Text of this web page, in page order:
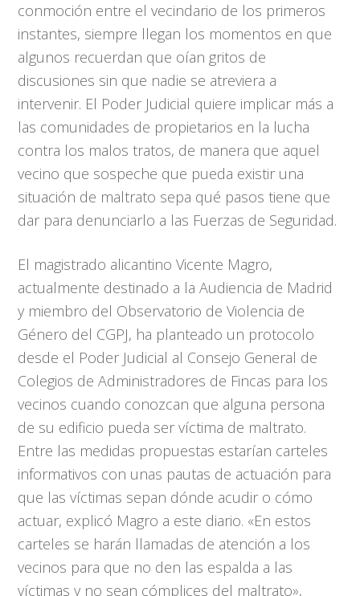
conmoción entre el vecindario de los primeros
instantes, siempre llegan los momentos en que
algunos recuerdan que oían gritos de
discusiones sin que nadie se atreviera a
intervenir. El Poder Judicial quiere implicar más a
las comunidades de propietarios en la lucha
contra los malos tratos, de manera que aquel
vecino que sospeche que pueda existir una
situación de maltrato sepa qué pasos tiene que
dar para denunciarlo a las Fuerzas de Seguridad.
El magistrado alicantino Vicente Magro,
actualmente destinado a la Audiencia de Madrid
y miembro del Observatorio de Violencia de
Género del CGPJ, ha planteado un protocolo
desde el Poder Judicial al Consejo General de
Colegios de Administradores de Fincas para los
vecinos cuando conozcan que alguna persona
de su edificio pueda ser víctima de maltrato.
Entre las medidas propuestas estarían carteles
informativos con unas pautas de actuación para
que las víctimas sepan dónde acudir o cómo
actuar, explicó Magro a este diario. «En estos
carteles se harán llamadas de atención a los
vecinos para que no den las espalda a las
víctimas y no sean cómplices del maltrato»,